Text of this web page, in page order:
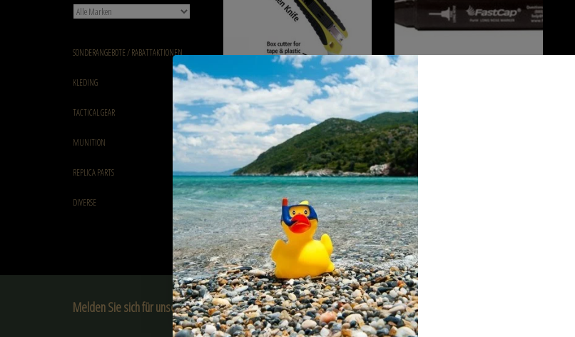
SONDERANGEBOTE / RABATTAKTIONEN
KLEDING
TACTICAL GEAR
MUNITION
REPLICA PARTS
DIVERSE
superlean KAIZEN KNIFE
€4,95
superlean LONG NOSE MARKER
€6,95
Melden Sie sich für unseren Newsletter an:
ABONNIEREN